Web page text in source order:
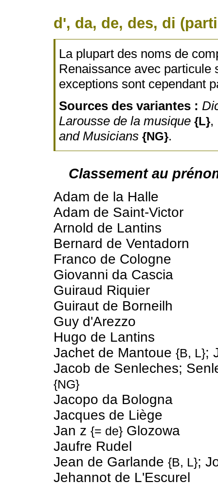
d', da, de, des, di
La plupart des noms de
Renaissance avec particule
exceptions sont cependant
Sources des variantes :
Larousse de la musique {L},
and Musicians {NG}.
Classement au
Adam de la Halle
Adam de Saint-Victor
Arnold de Lantins
Bernard de Ventadorn
Franco de Cologne
Giovanni da Cascia
Guiraud Riquier
Guiraut de Borneilh
Guy d'Arezzo
Hugo de Lantins
Jachet de Mantoue {B, L};
Jacob de Senleches;
{NG}
Jacopo da Bologna
Jacques de Liège
Jan z {= de} Glozowa
Jaufre Rudel
Jean de Garlande {B, L};
Jehannot de L'Escurel